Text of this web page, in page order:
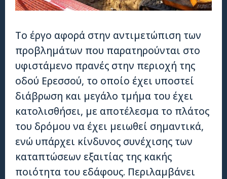
Το έργο αφορά στην αντιμετώπιση των
προβλημάτων που παρατηρούνται στο
υφιστάμενο πρανές στην περιοχή της
οδού Ερεσσού, το οποίο έχει υποστεί
διάβρωση και μεγάλο τμήμα του έχει
κατολισθήσει, με αποτέλεσμα το πλάτος
του δρόμου να έχει μειωθεί σημαντικά,
ενώ υπάρχει κίνδυνος συνέχισης των
καταπτώσεων εξαιτίας της κακής
ποιότητα του εδάφους. Περιλαμβάνει